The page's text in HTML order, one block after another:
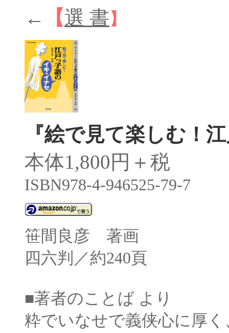
← 【選 書】
『絵で見て楽しむ！
本体1,800円＋税
ISBN978-4-946525-79-7
笹間良彦 著画
四六判 ／約240頁
■著者のことば より
粋でいなせで義侠心に厚